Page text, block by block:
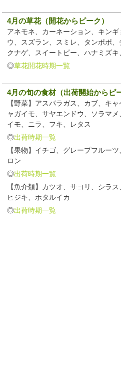
4月の草花（開花からピーク）
アネモネ、カーネーション、キン
ウ、スズラン、スミレ、タンポポ
クナゲ、スイートピー、ハナミズ
◎草花開花時期一覧
4月の旬の食材（出荷開始からピ
【野菜】アスパラガス、カブ、キ
ャガイモ、サヤエンドウ、ソラマ
イモ、ニラ、フキ、レタス
◎出荷時期一覧
【果物】イチゴ、グレープフルー
ロン
◎出荷時期一覧
【魚介類】カツオ、サヨリ、シラ
ヒジキ、ホタルイカ
◎出荷時期一覧